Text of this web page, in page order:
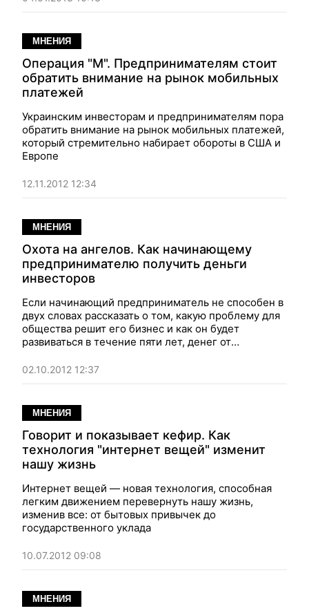
МНЕНИЯ
Операция "М". Предпринимателям стоит
обратить внимание на рынок мобильных
платежей
Украинским инвесторам и предпринимателям пора
обратить внимание на рынок мобильных платежей,
который стремительно набирает обороты в США и
Европе
12.11.2012 12:34
МНЕНИЯ
Охота на ангелов. Как начинающему
предпринимателю получить деньги
инвесторов
Если начинающий предприниматель не способен в
двух словах рассказать о том, какую проблему для
общества решит его бизнес и как он будет
развиваться в течение пяти лет, денег от
02.10.2012 12:37
МНЕНИЯ
Говорит и показывает кефир. Как
технология "интернет вещей" изменит
нашу жизнь
Интернет вещей — новая технология, способная
легким движением перевернуть нашу жизнь,
изменив все: от бытовых привычек до
государственного уклада
10.07.2012 09:08
МНЕНИЯ